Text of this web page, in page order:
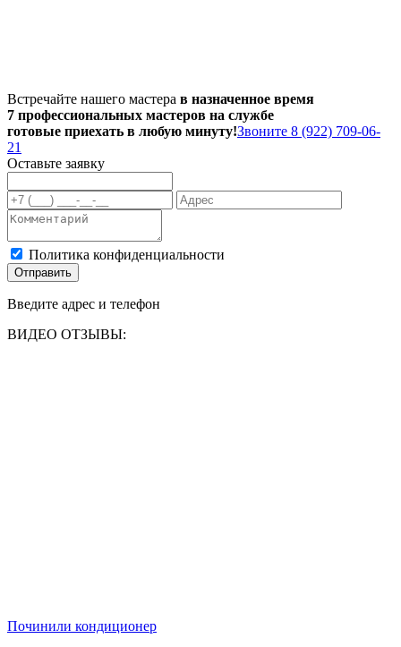
Встречайте нашего мастера в назначенное время
7 профессиональных мастеров на службе
готовые приехать в любую минуту!Звоните 8 (922) 709-06-
21
Оставьте заявку
Политика конфиденциальности
Отправить
Введите адрес и телефон
ВИДЕО ОТЗЫВЫ:
Починили кондиционер